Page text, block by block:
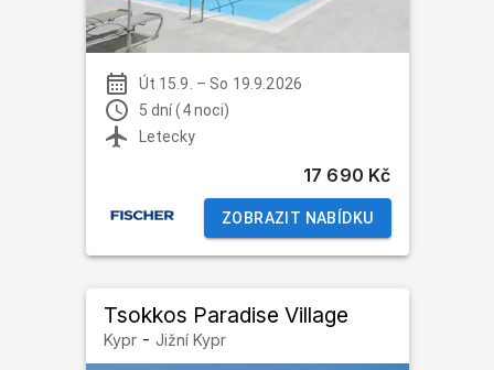
Út 15.9. – So 19.9.2026
5 dní (4 noci)
Letecky
17 690 Kč
ZOBRAZIT NABÍDKU
Tsokkos Paradise Village
Kypr- Jižní Kypr